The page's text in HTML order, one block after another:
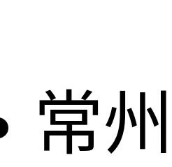
常